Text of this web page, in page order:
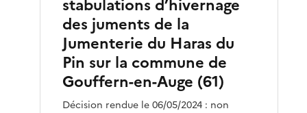
stabulations d’hivernage
des juments de la
Jumenterie du Haras du
Pin sur la commune de
Gouffern-en-Auge (61)
Décision rendue le 06/05/2024 : non